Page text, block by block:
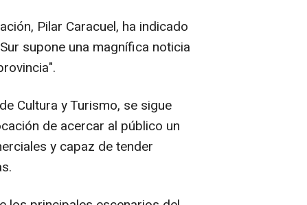
Pilar Caracuel, ha indicado
supone una magnífica noticia
Cultura y Turismo, se sigue
de acercar al público un
y capaz de tender